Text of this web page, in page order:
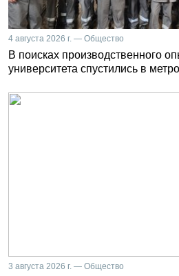
4 августа 2026 г. — Общество
В поисках производственного
университета спустились в метро
3 августа 2026 г. — Общество